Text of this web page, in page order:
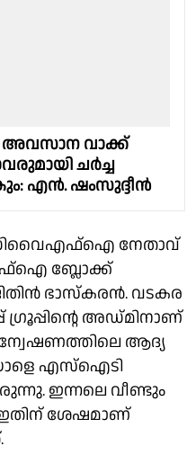
അവസാന വാക്ക്
ചർച്ച
എൻ. ഷംസുദ്ദീൻ
നേതാവ്
ബ്ലോക്ക്
ഭാസ്കരൻ. വടകര
അഡ്മിനാണ്
ആദ്യ
എസ്ഐടി
ഇന്നലെ വീണ്ടും
ഇതിന് ശേഷമാണ്